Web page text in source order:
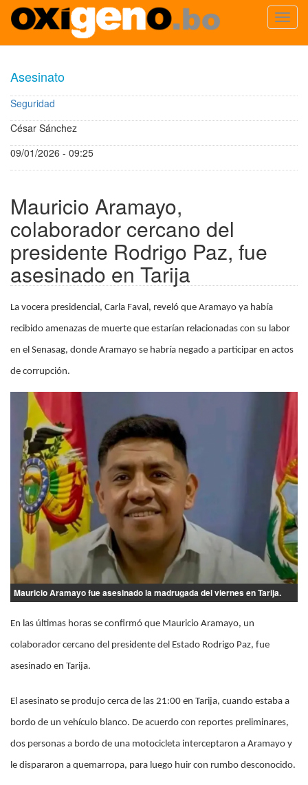
contenido
principal
Asesinato
Seguridad
César Sánchez
09/01/2026 - 09:25
Mauricio Aramayo,
colaborador cercano del
presidente Rodrigo Paz, fue
asesinado en Tarija
La vocera presidencial, Carla Faval, reveló que Aramayo ya había
recibido amenazas de muerte que estarían relacionadas con su labor
en el Senasag, donde Aramayo se habría negado a participar en actos
de corrupción.
Mauricio Aramayo fue asesinado la madrugada del viernes en Tarija.
En las últimas horas se confirmó que Mauricio Aramayo, un
colaborador cercano del presidente del Estado Rodrigo Paz, fue
asesinado en Tarija.
El asesinato se produjo cerca de las 21:00 en Tarija, cuando estaba a
bordo de un vehículo blanco. De acuerdo con reportes preliminares,
dos personas a bordo de una motocicleta interceptaron a Aramayo y
le dispararon a quemarropa, para luego huir con rumbo desconocido.